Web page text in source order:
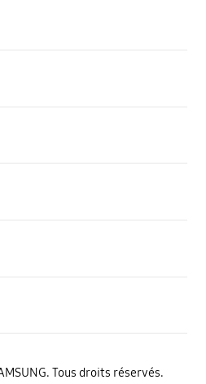
Tous droits réservés.